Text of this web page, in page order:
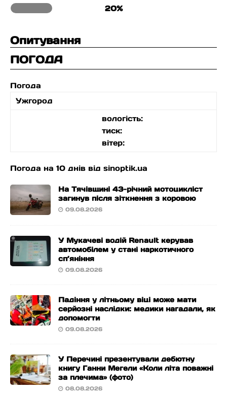
20%
Опитування
ПОГОДА
Погода
Ужгород
вологість:
тиск:
вітер:
Погода на 10 днів від sinoptik.ua
На Тячівщині 43-річний мотоцикліст
загинув після зіткнення з коровою
09.08.2026
У Мукачеві водій Renault керував
автомобілем у стані наркотичного
сп’яніння
09.08.2026
Падіння у літньому віці може мати
серйозні наслідки: медики нагадали, як
допомогти
09.08.2026
У Перечині презентували дебютну
книгу Ганни Мегели «Коли літа поважні
за плечима» (фото)
08.08.2026